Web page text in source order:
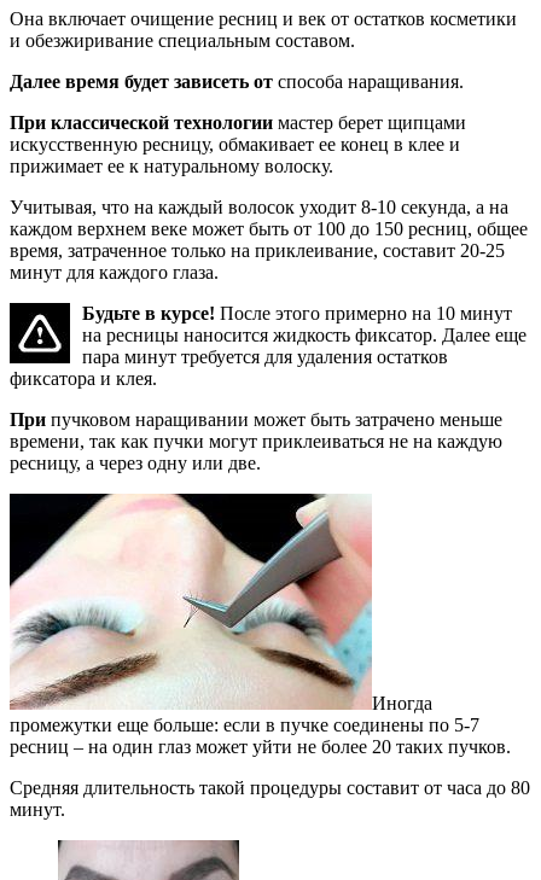
Она включает очищение ресниц и век от остатков косметики
и обезжиривание специальным составом.
Далее время будет зависеть от способа наращивания.
При классической технологии мастер берет щипцами
искусственную ресницу, обмакивает ее конец в клее и
прижимает ее к натуральному волоску.
Учитывая, что на каждый волосок уходит 8-10 секунда, а на
каждом верхнем веке может быть от 100 до 150 ресниц, общее
время, затраченное только на приклеивание, составит 20-25
минут для каждого глаза.
Будьте в курсе! После этого примерно на 10 минут
на ресницы наносится жидкость фиксатор. Далее еще
пара минут требуется для удаления остатков
фиксатора и клея.
При пучковом наращивании может быть затрачено меньше
времени, так как пучки могут приклеиваться не на каждую
ресницу, а через одну или две.
Иногда
промежутки еще больше: если в пучке соединены по 5-7
ресниц – на один глаз может уйти не более 20 таких пучков.
Средняя длительность такой процедуры составит от часа до 80
минут.